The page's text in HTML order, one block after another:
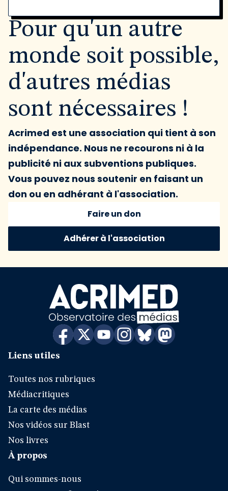
Pour qu'un autre
monde soit possible,
d'autres médias
sont nécessaires !
Acrimed est une association qui tient à son
indépendance. Nous ne recourons ni à la
publicité ni aux subventions publiques.
Vous pouvez nous soutenir en faisant un
don ou en adhérant à l'association.
Faire un don
Adhérer à l'association
Liens utiles
Toutes nos rubriques
Médiacritiques
La carte des médias
Nos vidéos sur Blast
Nos livres
À propos
Qui sommes-nous